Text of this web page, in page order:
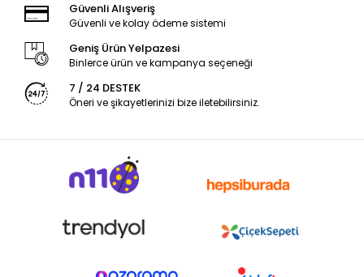
Güvenli Alışveriş
Güvenli ve kolay ödeme sistemi
Geniş Ürün Yelpazesi
Binlerce ürün ve kampanya seçeneği
7 / 24 DESTEK
Öneri ve şikayetlerinizi bize iletebilirsiniz.